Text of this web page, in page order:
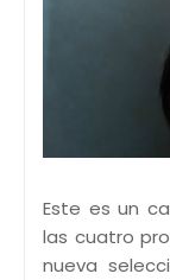
Este es un
las cuatro
nueva